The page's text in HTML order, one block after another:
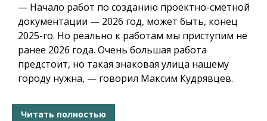
— Начало работ по созданию проектно-сметной
документации — 2026 год, может быть, конец
2025-го. Но реально к работам мы приступим не
ранее 2026 года. Очень большая работа
предстоит, но такая знаковая улица нашему
городу нужна, — говорил Максим Кудрявцев.
Читать полностью